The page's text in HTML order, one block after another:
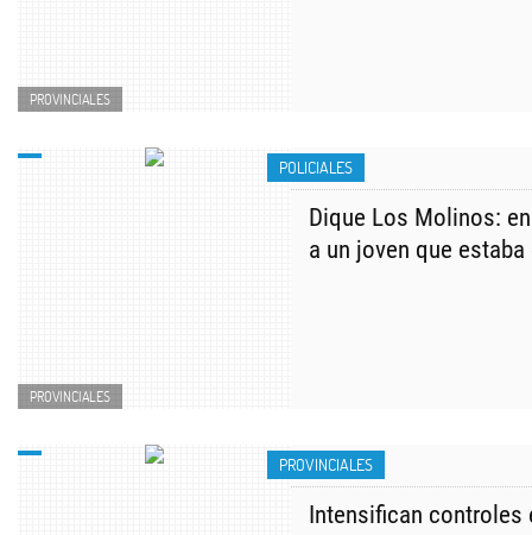
PROVINCIALES
POLICIALES
PROVINCIALES
Dique Los Molinos:
a un joven que
PROVINCIALES
Intensifican controles